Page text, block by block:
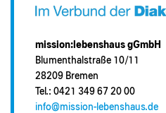
mission:lebenshaus gGmbH
Blumenthalstraße 10/11
28209 Bremen
Tel.: 0421 349 67 20 00
info@mission-lebenshaus.de